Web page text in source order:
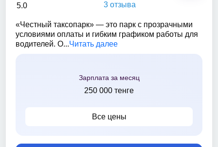
5.0 3 отзыва
«Честный таксопарк» — это парк с прозрачными
условиями оплаты и гибким графиком работы для
водителей. О...Читать далее
Зарплата за месяц
250 000 тенге
Все цены